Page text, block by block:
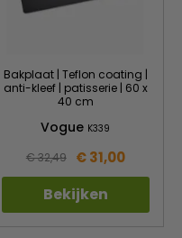
Bakplaat | Teflon coating |
anti-kleef | patisserie | 60 x
40 cm
Vogue K339
€ 32,49 € 31,00
Bekijken